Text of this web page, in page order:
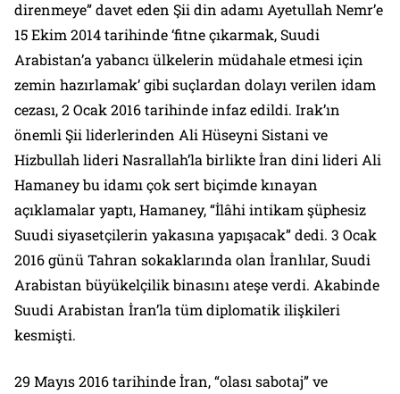
direnmeye” davet eden Şii din adamı Ayetullah Nemr’e
15 Ekim 2014 tarihinde ‘fitne çıkarmak, Suudi
Arabistan’a yabancı ülkelerin müdahale etmesi için
zemin hazırlamak’ gibi suçlardan dolayı verilen idam
cezası, 2 Ocak 2016 tarihinde infaz edildi. Irak’ın
önemli Şii liderlerinden Ali Hüseyni Sistani ve
Hizbullah lideri Nasrallah’la birlikte İran dini lideri Ali
Hamaney bu idamı çok sert biçimde kınayan
açıklamalar yaptı, Hamaney, “İlâhi intikam şüphesiz
Suudi siyasetçilerin yakasına yapışacak” dedi. 3 Ocak
2016 günü Tahran sokaklarında olan İranlılar, Suudi
Arabistan büyükelçilik binasını ateşe verdi. Akabinde
Suudi Arabistan İran’la tüm diplomatik ilişkileri
kesmişti.
29 Mayıs 2016 tarihinde İran, “olası sabotaj” ve